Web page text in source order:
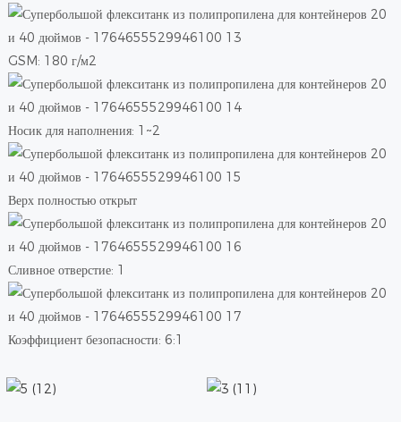
GSM: 180 г/м2
Носик для наполнения: 1~2
Верх полностью открыт
Сливное отверстие: 1
Коэффициент безопасности: 6:1